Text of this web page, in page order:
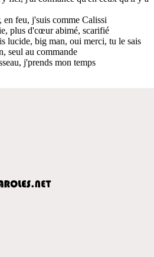
en feu, j'suis comme Calissi
plus d'cœur abimé, scarifié
lucide, big man, oui merci, tu le sais
seul au commande
j'prends mon temps